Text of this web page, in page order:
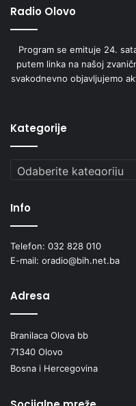
Radio Olovo
Program se emituje 24.
putem linka na našoj
svakodnevno objavljujemo
Kategorije
Kategorije
Info
Telefon: 032 828 010
E-mail: oradio@bih.net.ba
Adresa
Branilaca Olova bb
71340 Olovo
Bosna i Hercegovina